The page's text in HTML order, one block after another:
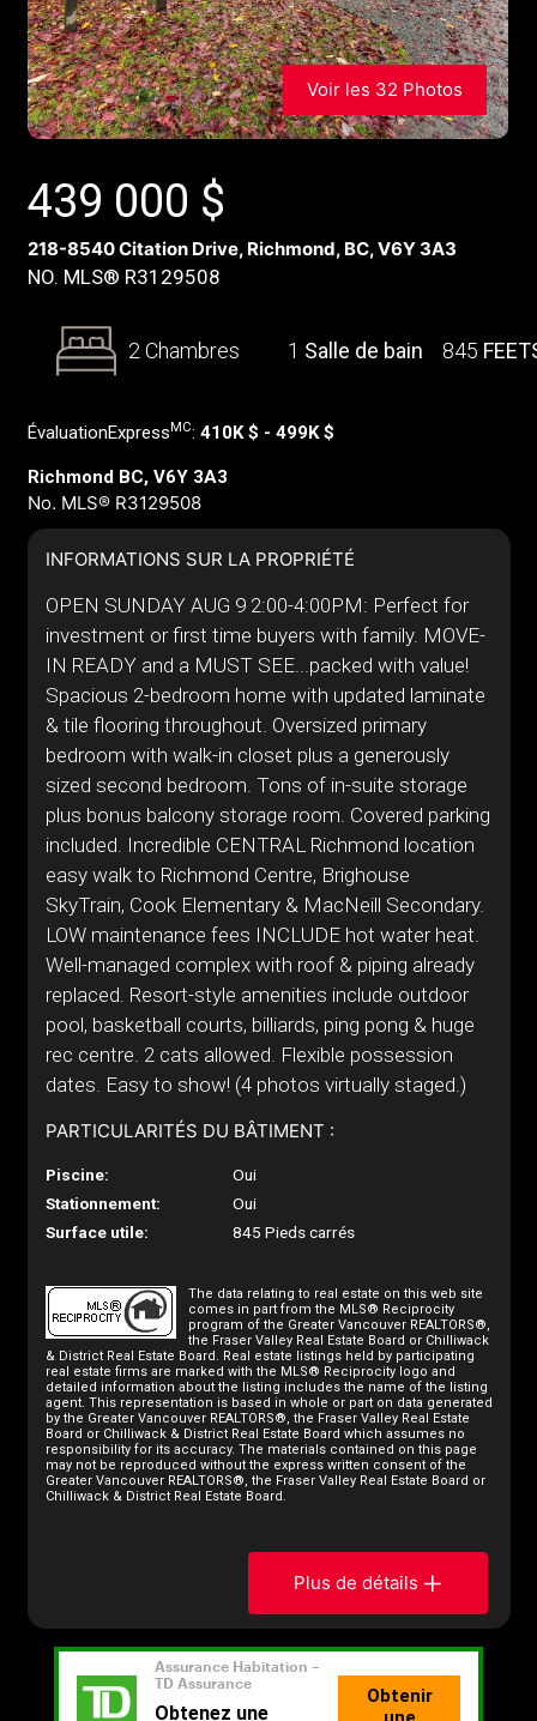
Voir les 32 Photos
439 000 $
218-8540 Citation Drive, Richmond, BC, V6Y 3A3
NO. MLS® R3129508
2 Chambres 1 Salle de bain 845
ÉvaluationExpress MC: 410K $ - 499K $
Richmond BC, V6Y 3A3
No. MLS® R3129508
INFORMATIONS SUR LA PROPRIÉTÉ
OPEN SUNDAY AUG 9 2:00-4:00PM: Perfect for
investment or first time buyers with family. MOVE-
IN READY and a MUST SEE...packed with value!
Spacious 2-bedroom home with updated laminate
& tile flooring throughout. Oversized primary
bedroom with walk-in closet plus a generously
sized second bedroom. Tons of in-suite storage
plus bonus balcony storage room. Covered parking
included. Incredible CENTRAL Richmond location
easy walk to Richmond Centre, Brighouse
SkyTrain, Cook Elementary & MacNeill Secondary.
LOW maintenance fees INCLUDE hot water heat.
Well-managed complex with roof & piping already
replaced. Resort-style amenities include outdoor
pool, basketball courts, billiards, ping pong & huge
rec centre. 2 cats allowed. Flexible possession
dates. Easy to show! (4 photos virtually staged.)
PARTICULARITÉS DU BÂTIMENT :
Piscine:
Oui
Stationnement:
Oui
Surface utile:
845 Pieds carrés
The data relating to real estate on this web site
comes in part from the MLS® Reciprocity
program of the Greater Vancouver REALTORS®,
the Fraser Valley Real Estate Board or Chilliwack
& District Real Estate Board. Real estate listings held by participating
real estate firms are marked with the MLS® Reciprocity logo and
detailed information about the listing includes the name of the listing
agent. This representation is based in whole or part on data generated
by the Greater Vancouver REALTORS®, the Fraser Valley Real Estate
Board or Chilliwack & District Real Estate Board which assumes no
responsibility for its accuracy. The materials contained on this page
may not be reproduced without the express written consent of the
Greater Vancouver REALTORS®, the Fraser Valley Real Estate Board or
Chilliwack & District Real Estate Board.
Plus de détails